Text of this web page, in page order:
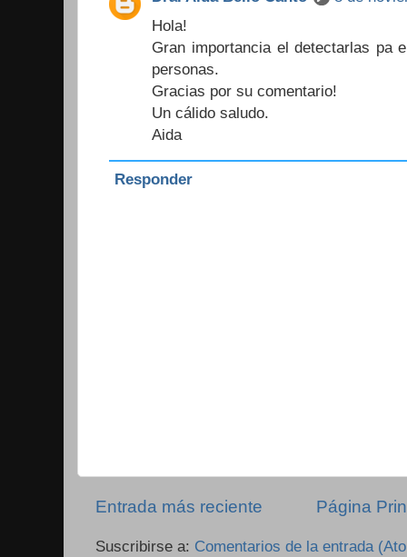
Hola!
Gran importancia el detectarlas pa
personas.
Gracias por su comentario!
Un cálido saludo.
Aida
Responder
Entrada más reciente Página
Suscribirse a: Comentarios de la entrada